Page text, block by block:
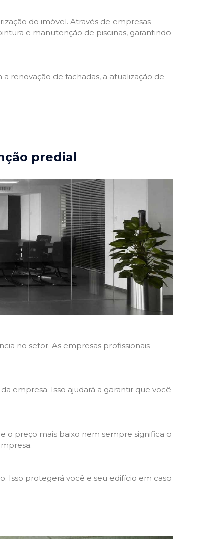
do imóvel. Através de empresas
e manutenção de piscinas, garantindo
renovação de fachadas, a atualização de
predial
no setor. As empresas profissionais
empresa. Isso ajudará a garantir que você
o preço mais baixo nem sempre significa o
Isso protegerá você e seu edifício em caso